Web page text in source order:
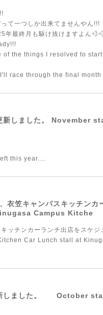
って一つしか出来てませんやん
年最終月も駆け抜けますよん
of the things I resolved to
race through the final month
新しました。
this year....
衣笠キャンパスキッチ
Campus Kitche
ッチンカーランチ出店をスケジ
Car Lunch stall at
新しました。 October